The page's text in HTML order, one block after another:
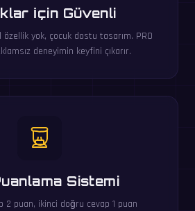
İçin Güvenli
yok, çocuk dostu tasarım. PRO
deneyimin keyfini çıkarır.
Sistemi
2 puan, ikinci doğru cevap 1 puan